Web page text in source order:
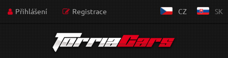
Přihlášení Registrace CZ SK